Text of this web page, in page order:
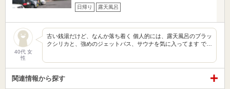
日帰り 露天風呂
40代 女
性
古い銭湯だけど、なんか落ち着く 個人的には、露天風呂のブラッ
クシリカと、強めのジェットバス、サウナを気に入ってます で…
関連情報から探す